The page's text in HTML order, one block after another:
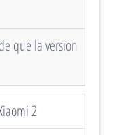
que la version
2